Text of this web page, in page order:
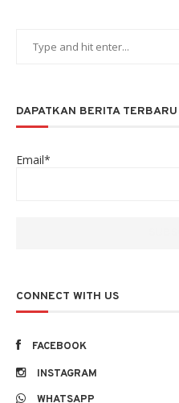
DAPATKAN BERITA TERBARU
Email*
CONNECT WITH US
FACEBOOK
INSTAGRAM
WHATSAPP